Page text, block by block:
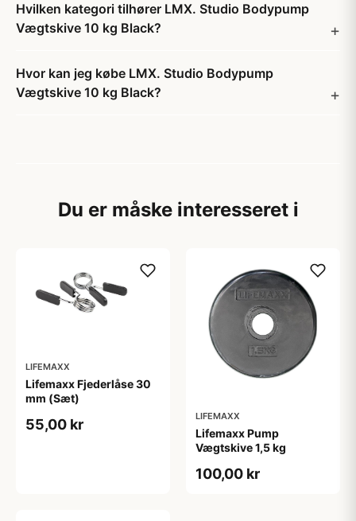
Hvilken kategori tilhører LMX. Studio Bodypump
Vægtskive 10 kg Black?
Hvor kan jeg købe LMX. Studio Bodypump
Vægtskive 10 kg Black?
Du er måske interesseret i
LIFEMAXX
Lifemaxx Fjederlåse 30
mm (Sæt)
55,00 kr
LIFEMAXX
Lifemaxx Pump
Vægtskive 1,5 kg
100,00 kr